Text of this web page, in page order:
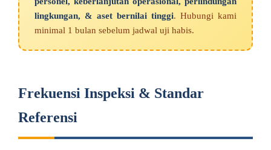
lingkungan, & aset bernilai tinggi. Hubungi kami
minimal 1 bulan sebelum jadwal uji habis.
Frekuensi Inspeksi & Standar
Referensi